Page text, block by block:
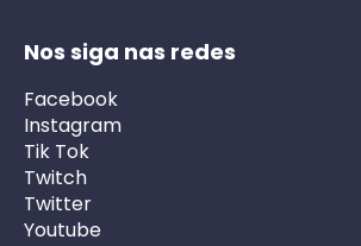
Nos siga nas redes
Facebook
Instagram
Tik Tok
Twitch
Twitter
Youtube